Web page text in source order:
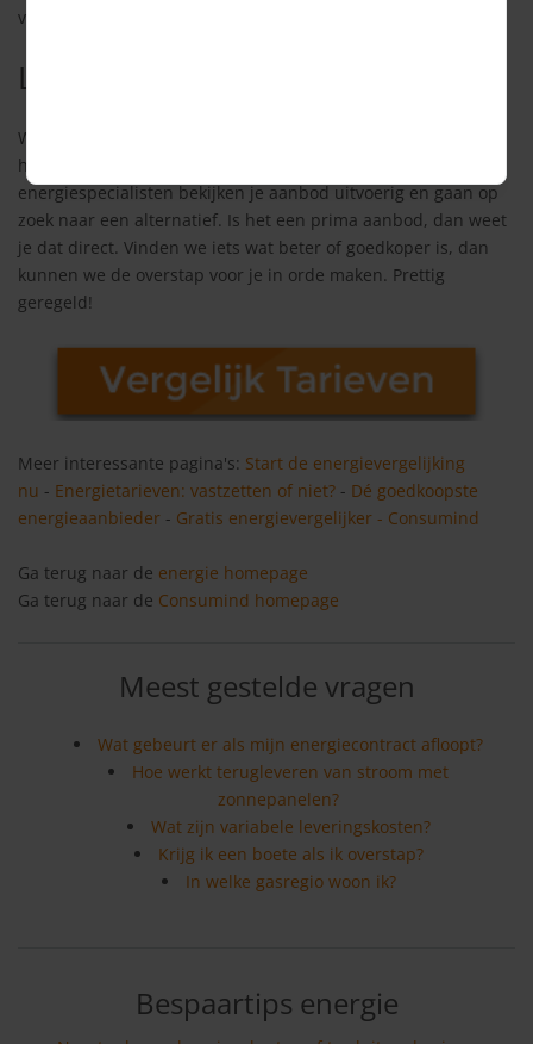
vergelijken.
Laat je aanbod checken
Wil je weten of je beter kunt verlengen of overstappen, dan
helpen we je graag om dat uit te zoeken. Onze
energiespecialisten bekijken je aanbod uitvoerig en gaan op
zoek naar een alternatief. Is het een prima aanbod, dan weet
je dat direct. Vinden we iets wat beter of goedkoper is, dan
kunnen we de overstap voor je in orde maken. Prettig
geregeld!
Meer interessante pagina's: Start de energievergelijking
nu - Energietarieven: vastzetten of niet? - Dé goedkoopste
energieaanbieder - Gratis energievergelijker - Consumind
Ga terug naar de energie homepage
Ga terug naar de Consumind homepage
Meest gestelde vragen
Wat gebeurt er als mijn energiecontract afloopt?
Hoe werkt terugleveren van stroom met
zonnepanelen?
Wat zijn variabele leveringskosten?
Krijg ik een boete als ik overstap?
In welke gasregio woon ik?
Bespaartips energie